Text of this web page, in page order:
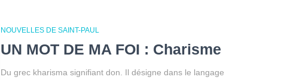
NOUVELLES DE SAINT-PAUL
UN MOT DE MA FOI : Charisme
Du grec kharisma signifiant don. Il désigne dans le langage